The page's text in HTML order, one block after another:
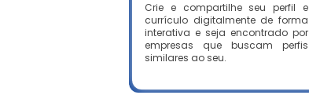
Crie e compartilhe seu perfil e
currículo digitalmente de forma
interativa e seja encontrado por
empresas que buscam perfis
similares ao seu.